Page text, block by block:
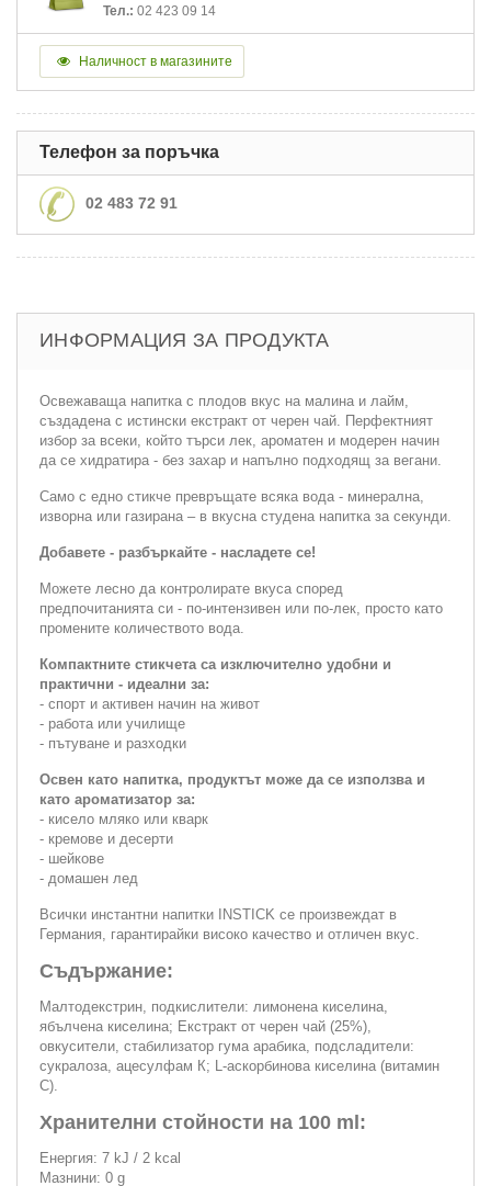
Тел.: 02 423 09 14
Наличност в магазините
Телефон за поръчка
02 483 72 91
ИНФОРМАЦИЯ ЗА ПРОДУКТА
Освежаваща напитка с плодов вкус на малина и лайм,
създадена с истински екстракт от черен чай. Перфектният
избор за всеки, който търси лек, ароматен и модерен начин
да се хидратира - без захар и напълно подходящ за вегани.
Само с едно стикче превръщате всяка вода - минерална,
изворна или газирана – в вкусна студена напитка за секунди.
Добавете - разбъркайте - насладете се!
Можете лесно да контролирате вкуса според
предпочитанията си - по-интензивен или по-лек, просто като
промените количеството вода.
Компактните стикчета са изключително удобни и
практични - идеални за:
- спорт и активен начин на живот
- работа или училище
- пътуване и разходки
Освен като напитка, продуктът може да се използва и
като ароматизатор за:
- кисело мляко или кварк
- кремове и десерти
- шейкове
- домашен лед
Всички инстантни напитки INSTICK се произвеждат в
Германия, гарантирайки високо качество и отличен вкус.
Съдържание:
Малтодекстрин, подкислители: лимонена киселина,
ябълчена киселина; Екстракт от черен чай (25%),
овкусители, стабилизатор гума арабика, подсладители:
сукралоза, ацесулфам К; L-аскорбинова киселина (витамин
С).
Хранителни стойности на 100 ml:
Енергия: 7 kJ / 2 kcal
Мазнини: 0 g